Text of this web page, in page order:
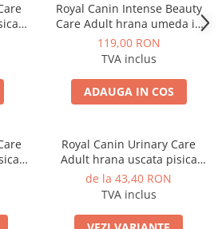
kg
Royal Canin Intense Beauty
Care Adult hrana umeda in
aspic pisica pentru piele si
blana sanatoase, 12 x 85 g
119,00 RON
TVA inclus
ADAUGA IN COS
x
Royal Canin Urinary Care
Adult hrana uscata pisica
pentru sanatatea tractului
urinar, 400 g
de la 43,40 RON
TVA inclus